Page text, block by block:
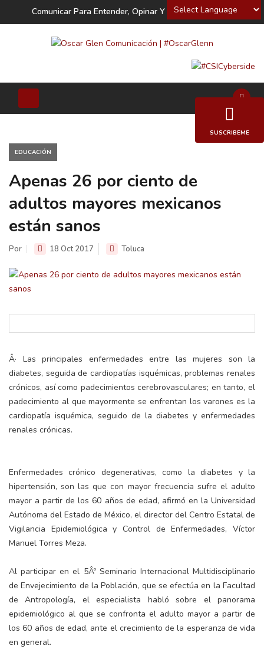
Powered by
Comunicar Para Entender, Opinar Y Decidir
EDUCACIÓN
Apenas 26 por ciento de
adultos mayores mexicanos
están sanos
Por 18 Oct 2017 Toluca
Â· Las principales enfermedades entre las mujeres son la
diabetes, seguida de cardiopatías isquémicas, problemas renales
crónicos, así como padecimientos cerebrovasculares; en tanto, el
padecimiento al que mayormente se enfrentan los varones es la
cardiopatía isquémica, seguido de la diabetes y enfermedades
renales crónicas.
Enfermedades crónico degenerativas, como la diabetes y la
hipertensión, son las que con mayor frecuencia sufre el adulto
mayor a partir de los 60 años de edad, afirmó en la Universidad
Autónoma del Estado de México, el director del Centro Estatal de
Vigilancia Epidemiológica y Control de Enfermedades, Víctor
Manuel Torres Meza.
Al participar en el 5Âº Seminario Internacional Multidisciplinario
de Envejecimiento de la Población, que se efectúa en la Facultad
de Antropología, el especialista habló sobre el panorama
epidemiológico al que se confronta el adulto mayor a partir de
los 60 años de edad, ante el crecimiento de la esperanza de vida
en general.
SUSCRIBEME